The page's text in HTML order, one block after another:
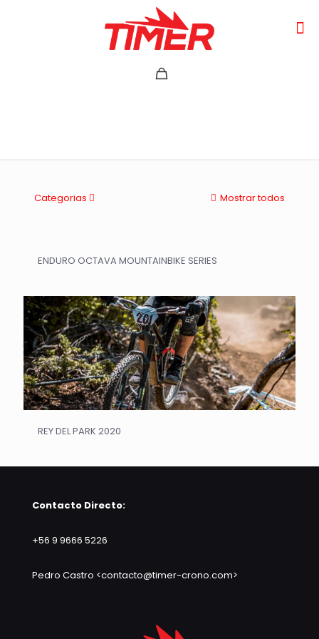
Categorias Mostrar todos
ENDURO OCTAVA MOUNTAINBIKE SERIES
REY DEL PARK 2020
Contacto Directo:
+56 9 9666 5226
Pedro Castro <contacto@timer-crono.com>